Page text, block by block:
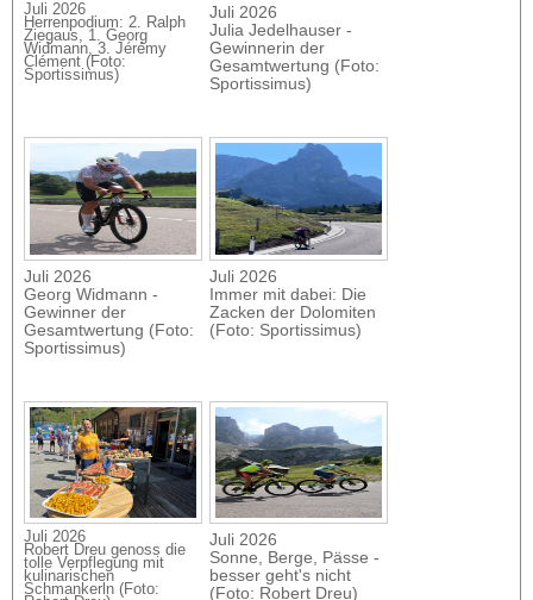
Juli 2026
Herrenpodium: 2. Ralph
Ziegaus, 1. Georg
Widmann, 3. Jérémy
Clément (Foto:
Sportissimus)
Juli 2026
Julia Jedelhauser -
Gewinnerin der
Gesamtwertung (Foto:
Sportissimus)
Juli 2026
Georg Widmann -
Gewinner der
Gesamtwertung (Foto:
Sportissimus)
Juli 2026
Immer mit dabei: Die
Zacken der Dolomiten
(Foto: Sportissimus)
Juli 2026
Robert Dreu genoss die
tolle Verpflegung mit
kulinarischen
Schmankerln (Foto:
Juli 2026
Sonne, Berge, Pässe -
besser geht's nicht
(Foto: Robert Dreu)